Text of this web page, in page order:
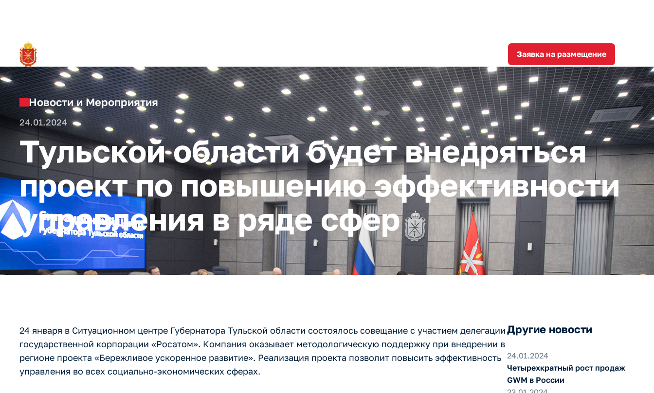
Заявка на размещение
Новости и Мероприятия
24.01.2024
Тульской области будет внедряться
проект по повышению эффективности
управления в ряде сфер
24 января в Ситуационном центре Губернатора Тульской области состоялось совещание с участием делегации
государственной корпорации «Росатом». Компания оказывает методологическую поддержку при внедрении в
регионе проекта «Бережливое ускоренное развитие». Реализация проекта позволит повысить эффективность
управления во всех социально-экономических сферах.
Другие новости
24.01.2024
Четырехкратный рост продаж
GWM в России